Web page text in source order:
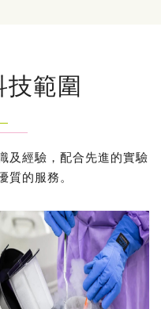
範圍
及經驗，配合先進的實驗
質的服務。